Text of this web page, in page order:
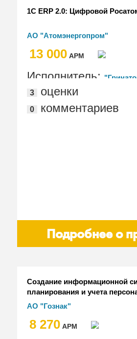
1С ERP 2.0: Цифровой
АО "Атомэнергопром"
13 000 АРМ
Исполнитель:
3
оценки
0 комментариев
Подробнее о
Создание информационной
планирования и учета
затрат на персонал и расчета
"1С:Предприятие" (АС УП) в
АО "Гознак"
8 270 АРМ